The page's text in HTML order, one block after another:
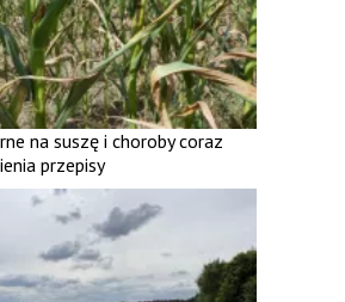
na suszę i choroby coraz
przepisy